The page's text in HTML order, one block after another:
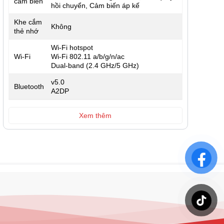
hồi chuyển, Cảm biến áp kế
Khe cắm
thẻ nhớ
Không
Wi-Fi
Wi-Fi hotspot
Wi-Fi 802.11 a/b/g/n/ac
Dual-band (2.4 GHz/5 GHz)
Bluetooth
v5.0
A2DP
Xem thêm